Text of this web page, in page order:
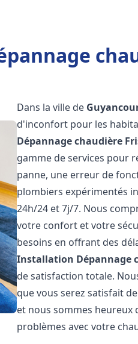
Dans la ville de
d'inconfort pour les
Dépannage chaudière
gamme de services pour
panne, une erreur de
plombiers expérimentés
24h/24 et 7j/7. Nous
votre confort et votre
besoins en offrant des
Installation Dépannage
de satisfaction totale.
que vous serez satisfait
et nous sommes heureux
problèmes avec votre